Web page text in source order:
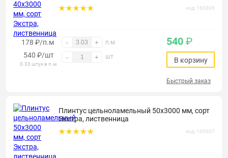
код: 160006
178 ₽/п.м - + п.м
540 ₽/шт
0.33 штук в п.м
- + шт
540 ₽
В корзину
Быстрый заказ
Плинтус цельноламельный 50х3000 мм, сорт
Экстра, лиственница
код: 160007